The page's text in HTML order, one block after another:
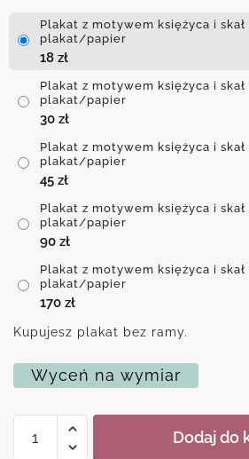
Plakat z motywem księżyca i skał
plakat/papier
18 zł
Plakat z motywem księżyca i
plakat/papier
30 zł
Plakat z motywem księżyca i
plakat/papier
45 zł
Plakat z motywem księżyca i
plakat/papier
90 zł
Plakat z motywem księżyca i
plakat/papier
170 zł
Kupujesz plakat bez ramy.
Wyceń na wymiar
Plakat
Dodaj do